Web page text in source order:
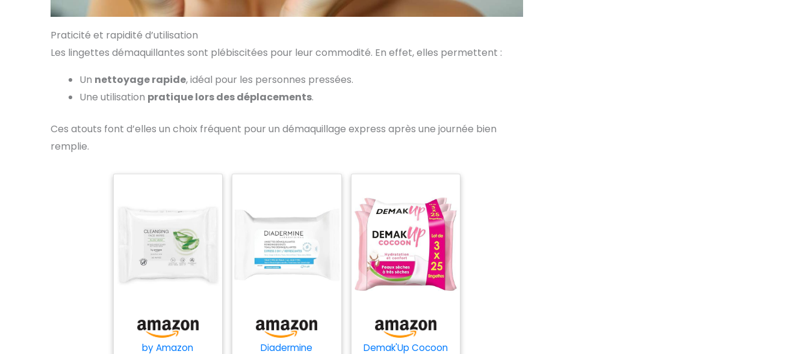
Praticité et rapidité d’utilisation
Les lingettes démaquillantes sont plébiscitées pour leur commodité. En effet, elles permettent :
Un nettoyage rapide, idéal pour les personnes pressées.
Une utilisation pratique lors des déplacements.
Ces atouts font d’elles un choix fréquent pour un démaquillage express après une journée bien
remplie.
by Amazon
Diadermine
Demak'Up Cocoon